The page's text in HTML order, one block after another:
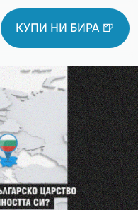
КУПИ НИ БИРА 🍺